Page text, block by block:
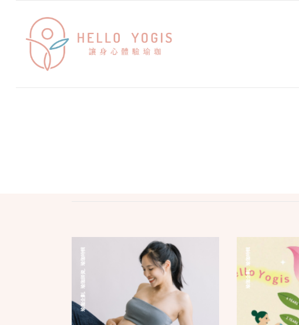
瑜珈企劃
瑜珈師資
瑜珈特輯
瑜珈企劃
瑜珈特輯